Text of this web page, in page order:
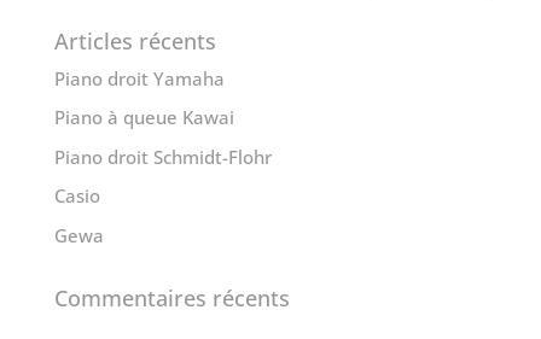
Articles récents
Piano droit Yamaha
Piano à queue Kawai
Piano droit Schmidt-Flohr
Casio
Gewa
Commentaires récents